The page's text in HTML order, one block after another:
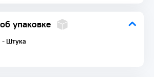
упаковке
-Штука